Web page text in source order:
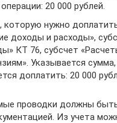
20 000 рублей.
которую нужно
доходы и расходы»,
КТ 76, субсчет
Указывается
доплатить: 20 000
проводки должны
Из учета